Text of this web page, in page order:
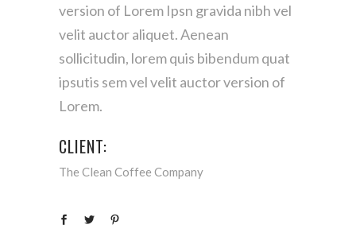
version of Lorem Ipsn gravida nibh vel
velit auctor aliquet. Aenean
sollicitudin, lorem quis bibendum quat
ipsutis sem vel velit auctor version of
Lorem.
CLIENT:
The Clean Coffee Company